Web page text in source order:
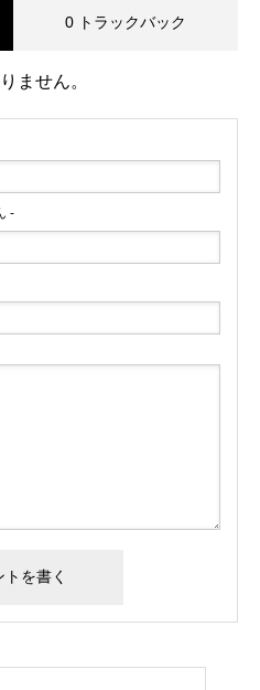
0 トラックバック
ません。
-